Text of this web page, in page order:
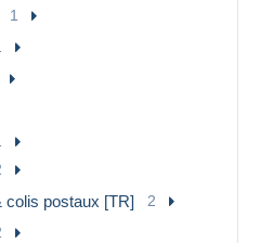
1
colis postaux [TR] 2